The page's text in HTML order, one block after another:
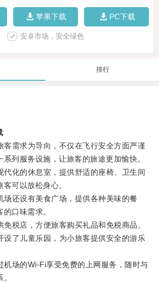
苹果下载 PC下载
安卓市场，安全绿色
排行
需求为导向，不仅在飞行安全方面严谨
列服务设施，让旅客的旅途更加愉快。
化的休息室，提供舒适的座椅、卫生间
可以放松身心。
还设有美食广场，提供各种美味的餐
口味需求。
店，方便旅客购买礼品和免税商品。
了儿童乐园，为小旅客提供安全的游乐
场的Wi-Fi享受免费的上网服务，随时与